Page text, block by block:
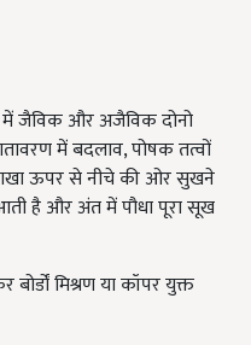
और अजैविक दोनो
में बदलाव,पोषक तत्वों
ऊपर से नीचे की ओर सुखने
है और अंत में पौधा पूरा सूख
मिश्रण या कॉपर युक्त